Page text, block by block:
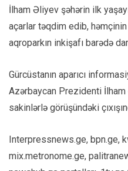
İlham Əliyev şəhərin ilk
açarlar təqdim edib,
aqroparkın inkişafı barədə
Gürcüstanın aparıcı
Azərbaycan Prezidenti
sakinlərlə görüşündəki
Interpressnews.ge, bpn.ge,
mix.metronome.ge,